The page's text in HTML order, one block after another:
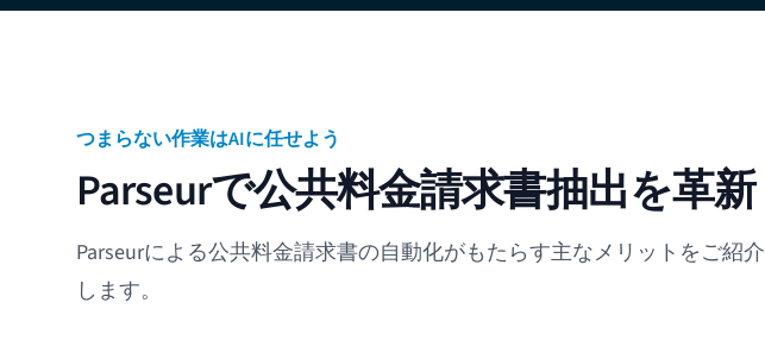
つまらない作業はAIに任せよう
Parseurで公共料金請求書抽出を革新
Parseurによる公共料金請求書の自動化がもたらす主なメリットをご紹介
します。